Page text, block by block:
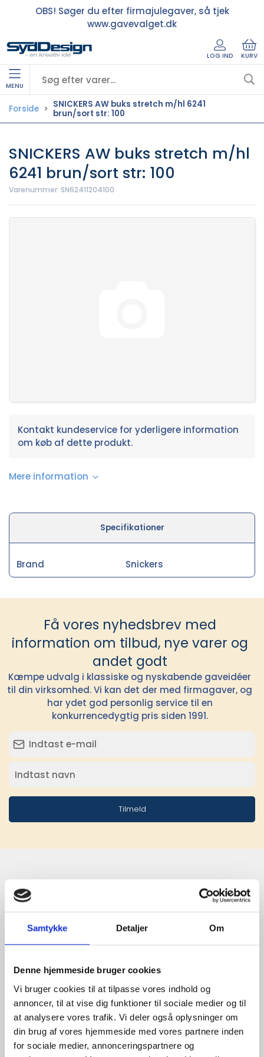
Samtykke Detaljer Om
Denne hjemmeside bruger cookies
Vi bruger cookies til at tilpasse vores indhold og
annoncer, til at vise dig funktioner til sociale medier og til
at analysere vores trafik. Vi deler også oplysninger om
din brug af vores hjemmeside med vores partnere inden
for sociale medier, annonceringspartnere og
OBS! Søger du efter firmajulegaver, så tjek
www.gavevalget.dk
LOG IND KURV
MENU
Forside
SNICKERS AW buks stretch m/hl 6241
brun/sort str: 100
SNICKERS AW buks stretch m/hl
6241 brun/sort str: 100
Varenummer: SN62411204100
Kontakt kundeservice for yderligere information
om køb af dette produkt.
Mere information
Specifikationer
Brand Snickers
Få vores nyhedsbrev med
information om tilbud, nye varer og
andet godt
Kæmpe udvalg i klassiske og nyskabende gaveidéer
til din virksomhed. Vi kan det der med firmagaver, og
har ydet god personlig service til en
konkurrencedygtig pris siden 1991.
Tilmeld
leverandører
giver større
udvalg
For at sikre høj kvalitet og stor
leveringssikkerhed samarbejder vi
med de største og mest
anerkendte leverandører inden for